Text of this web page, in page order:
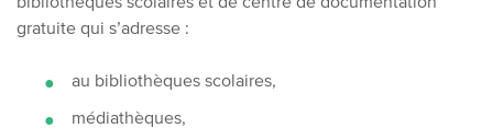
gratuite qui s’adresse :
au bibliothèques scolaires,
médiathèques,